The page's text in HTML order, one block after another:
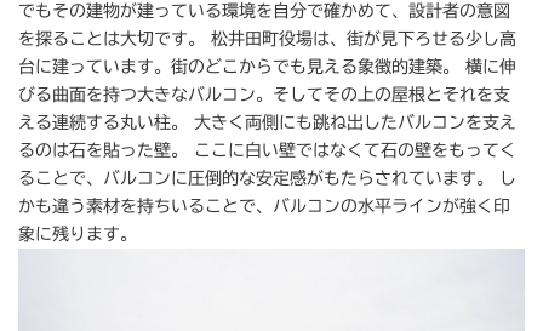
でもその建物が建っている環境を自分で確かめて、設計者の意図
を探ることは大切です。 松井田町役場は、街が見下ろせる少し高
台に建っています。街のどこからでも見える象徴的建築。 横に伸
びる曲面を持つ大きなバルコン。そしてその上の屋根とそれを支
える連続する丸い柱。 大きく両側にも跳ね出したバルコンを支え
るのは石を貼った壁。 ここに白い壁ではなくて石の壁をもってく
ることで、バルコンに圧倒的な安定感がもたらされています。 し
かも違う素材を持ちいることで、バルコンの水平ラインが強く印
象に残ります。